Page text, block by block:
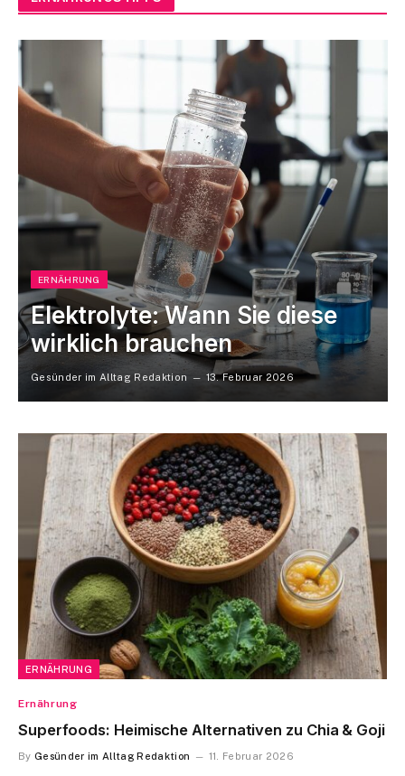
ERNÄHRUNG
Elektrolyte: Wann Sie diese
wirklich brauchen
Gesünder im Alltag Redaktion 13. Februar 2026
ERNÄHRUNG
Ernährung
Superfoods: Heimische Alternativen zu Chia & Goji
By Gesünder im Alltag Redaktion 11. Februar 2026